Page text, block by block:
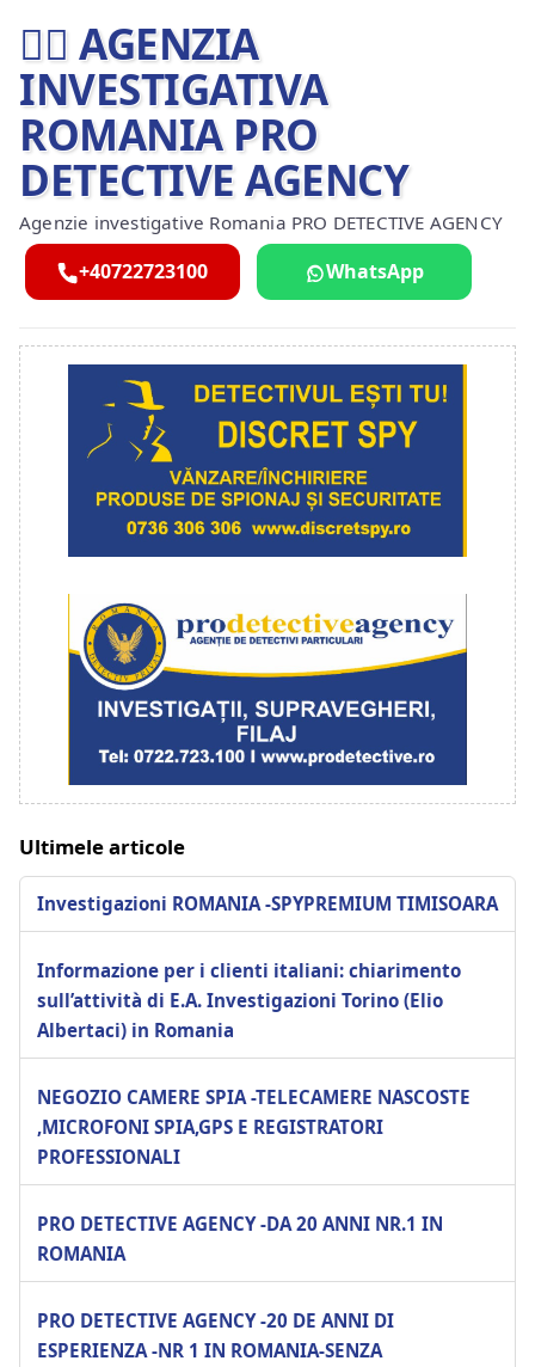
🕵️‍♂ AGENZIA
INVESTIGATIVA
ROMANIA PRO
DETECTIVE AGENCY
Agenzie investigative Romania PRO DETECTIVE AGENCY
+40722723100 WhatsApp
Ultimele articole
Investigazioni ROMANIA -SPYPREMIUM TIMISOARA
Informazione per i clienti italiani: chiarimento
sull’attività di E.A. Investigazioni Torino (Elio
Albertaci) in Romania
NEGOZIO CAMERE SPIA -TELECAMERE NASCOSTE
,MICROFONI SPIA,GPS E REGISTRATORI
PROFESSIONALI
PRO DETECTIVE AGENCY -DA 20 ANNI NR.1 IN
ROMANIA
PRO DETECTIVE AGENCY -20 DE ANNI DI
ESPERIENZA -NR 1 IN ROMANIA-SENZA